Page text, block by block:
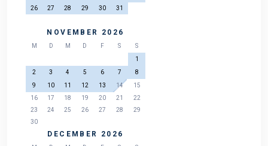
26
27 28 29 30 31
NOVEMBER 2026
M D M D F S
S
1
2
3 4 5 6 7
8
9
10 11 12 13 14
15
16
17 18 19 20 21
22
23
24 25 26 27 28
29
30
DECEMBER 2026